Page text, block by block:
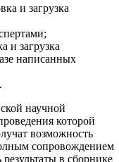
и загрузка
и загрузка
написанных
научной
которой
возможность
сопровождением
в сборнике